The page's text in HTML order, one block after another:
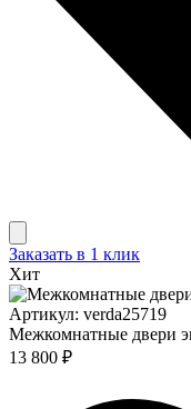
Заказать в 1 клик
Хит
Артикул: verda25719
Межкомнатные двери
13 800 ₽